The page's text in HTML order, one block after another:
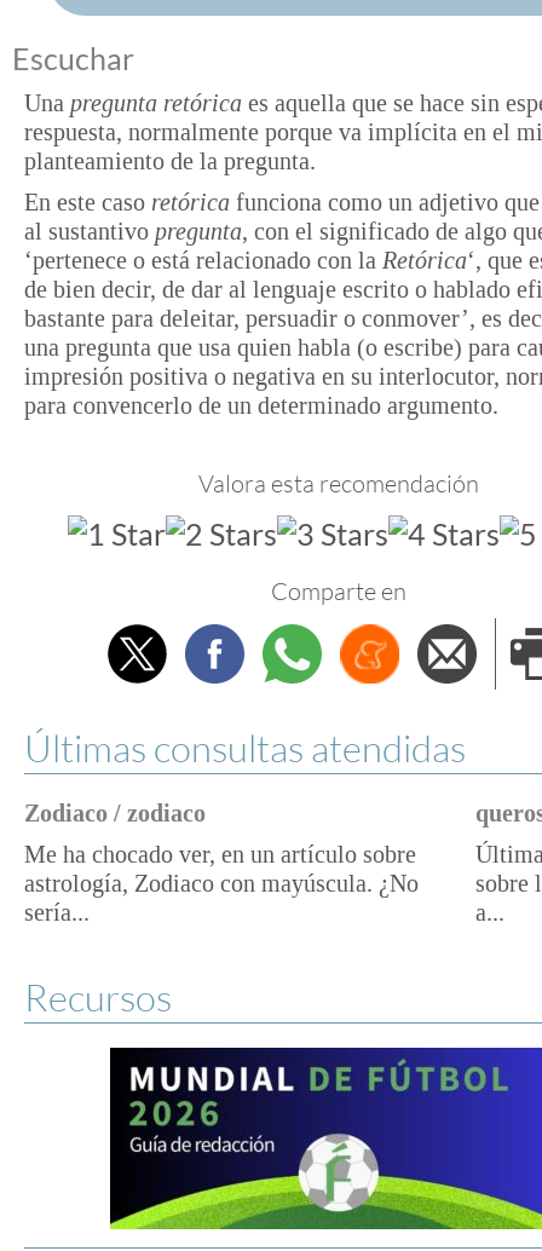
Escuchar
Una pregunta retórica es aquella que se hace sin
respuesta, normalmente porque va implícita en el
planteamiento de la pregunta.
En este caso retórica funciona como un adjetivo
al sustantivo pregunta, con el significado de algo
‘pertenece o está relacionado con la Retórica‘, que
de bien decir, de dar al lenguaje escrito o hablado
bastante para deleitar, persuadir o conmover’, es
una pregunta que usa quien habla (o escribe) para
impresión positiva o negativa en su interlocutor,
para convencerlo de un determinado argumento.
Valora esta recomendación
Comparte en
TwitterFacebookWhatsappMenéame
Últimas consultas atendidas
Zodiaco / zodiaco
Me ha chocado ver, en un artículo sobre
astrología, Zodiaco con mayúscula. ¿No
sería...
sobre
a...
Recursos